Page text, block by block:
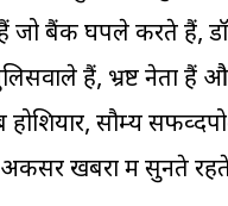
जो बैंक घपले करते हैं,
हैं, भ्रष्ट नेता हैं
सौम्य
खबरों में सुनते